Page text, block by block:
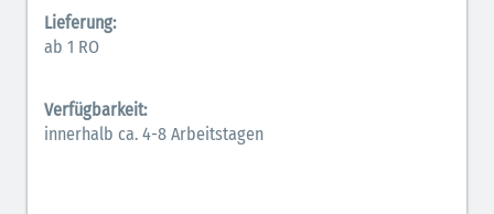
Hormone (braun-beige)
Hormone Insulin (braun-gelb)
Lieferung:
ab 1 RO
Verfügbarkeit:
innerhalb ca. 4-8 Arbeitstagen